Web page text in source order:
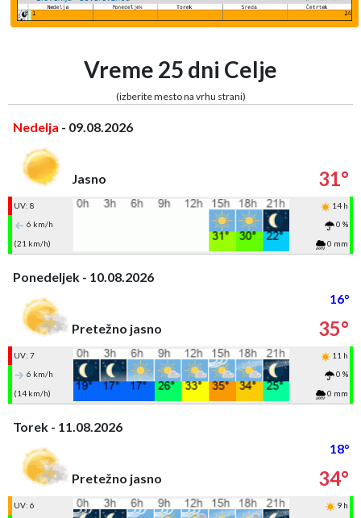
Vreme 25 dni Celje
(izberite mesto na vrhu strani)
Nedelja - 09.08.2026
Jasno 31°
UV: 8
14 h
6 km/h
0 %
(21 km/h)
0 mm
Ponedeljek - 10.08.2026
16°
Pretežno jasno
35°
UV: 7
11 h
6 km/h
0 %
(14 km/h)
0 mm
Torek - 11.08.2026
18°
Pretežno jasno
34°
UV: 6
9 h